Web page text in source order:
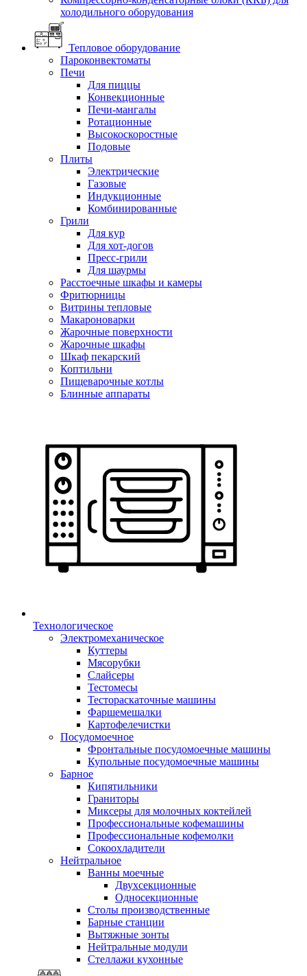
холодильного оборудования
Тепловое оборудование
Пароконвектоматы
Печи
Для пиццы
Конвекционные
Печи-мангалы
Ротационные
Высокоскоростные
Подовые
Плиты
Электрические
Газовые
Индукционные
Комбинированные
Грили
Для кур
Для хот-догов
Пресс-грили
Для шаурмы
Расстоечные шкафы и камеры
Фритюрницы
Витрины тепловые
Макароноварки
Жарочные поверхности
Жарочные шкафы
Шкаф пекарский
Коптильни
Пищеварочные котлы
Блинные аппараты
Технологическое
Электромеханическое
Куттеры
Мясорубки
Слайсеры
Тестомесы
Тестораскаточные машины
Фаршемешалки
Картофелечистки
Посудомоечное
Фронтальные посудомоечные машины
Купольные посудомоечные машины
Барное
Кипятильники
Граниторы
Миксеры для молочных коктейлей
Профессиональные кофемашины
Профессиональные кофемолки
Сокоохладители
Нейтральное
Ванны моечные
Двухсекционные
Односекционные
Столы производственные
Барные станции
Вытяжные зонты
Нейтральные модули
Стеллажи кухонные